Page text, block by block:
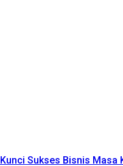
Sukses Bisnis Masa